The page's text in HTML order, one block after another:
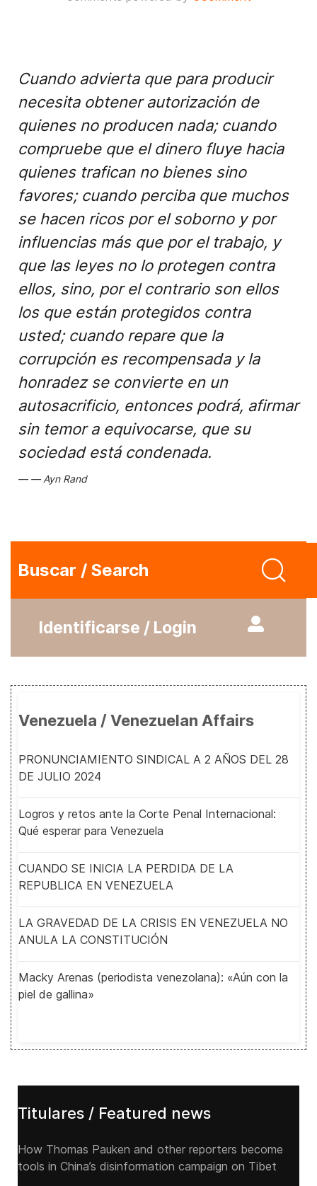
Cuando advierta que para producir
necesita obtener autorización de
quienes no producen nada; cuando
compruebe que el dinero fluye hacia
quienes trafican no bienes sino
favores; cuando perciba que muchos
se hacen ricos por el soborno y por
influencias más que por el trabajo, y
que las leyes no lo protegen contra
ellos, sino, por el contrario son ellos
los que están protegidos contra
usted; cuando repare que la
corrupción es recompensada y la
honradez se convierte en un
autosacrificio, entonces podrá, afirmar
sin temor a equivocarse, que su
sociedad está condenada.
Ayn Rand
Buscar / Search
Identificarse / Login
Venezuela / Venezuelan Affairs
PRONUNCIAMIENTO SINDICAL A 2 AÑOS DEL 28
DE JULIO 2024
Logros y retos ante la Corte Penal Internacional:
Qué esperar para Venezuela
CUANDO SE INICIA LA PERDIDA DE LA
REPUBLICA EN VENEZUELA
LA GRAVEDAD DE LA CRISIS EN VENEZUELA NO
ANULA LA CONSTITUCIÓN
Macky Arenas (periodista venezolana): «Aún con la
piel de gallina»
Titulares / Featured news
How Thomas Pauken and other reporters become
tools in China’s disinformation campaign on Tibet